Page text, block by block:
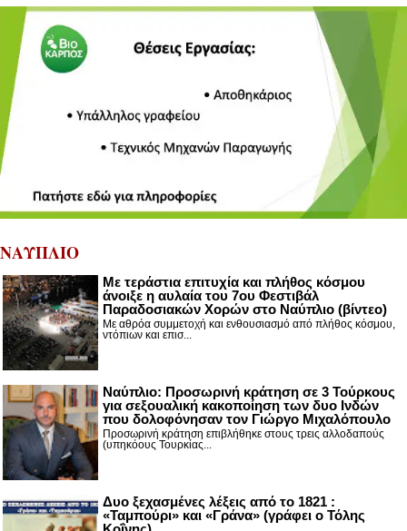
ΝΑΥΠΛΙΟ
Με τεράστια επιτυχία και πλήθος κόσμου
άνοιξε η αυλαία του 7ου Φεστιβάλ
Παραδοσιακών Χορών στο Ναύπλιο (βίντεο)
Με αθρόα συμμετοχή και ενθουσιασμό από πλήθος κόσμου,
ντόπιων και επισ...
Ναύπλιο: Προσωρινή κράτηση σε 3 Τούρκους
για σεξουαλική κακοποίηση των δυο Ινδών
που δολοφόνησαν τον Γιώργο Μιχαλόπουλο
Προσωρινή κράτηση επιβλήθηκε στους τρεις αλλοδαπούς
(υπηκόους Τουρκίας...
Δυο ξεχασμένες λέξεις από το 1821 :
«Ταμπούρι» και «Γράνα» (γράφει ο Τόλης